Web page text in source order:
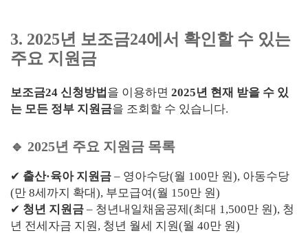
3. 2025년 보조금24에서 확인할 수 있는
주요 지원금
보조금24 신청방법 을 이용하면 2025년 현재 받을 수 있
는 모든 정부 지원금을 조회할 수 있습니다.
🔹 2025년 주요 지원금 목록
✔ 출산·육아 지원금 – 영아수당(월 100만 원), 아동수당
(만 8세까지 확대), 부모급여(월 150만 원)
✔ 청년 지원금 – 청년내일채움공제(최대 1,500만 원), 청
년 전세자금 지원, 청년 월세 지원(월 40만 원)